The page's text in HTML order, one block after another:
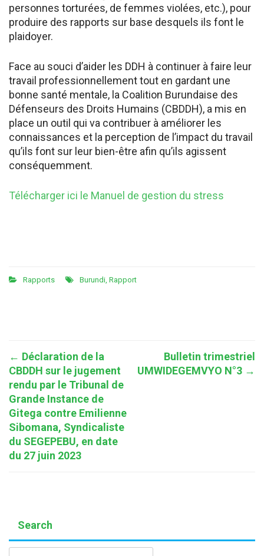
personnes torturées, de femmes violées, etc.), pour
produire des rapports sur base desquels ils font le
plaidoyer.
Face au souci d’aider les DDH à continuer à faire leur
travail professionnellement tout en gardant une
bonne santé mentale, la Coalition Burundaise des
Défenseurs des Droits Humains (CBDDH), a mis en
place un outil qui va contribuer à améliorer les
connaissances et la perception de l’impact du travail
qu’ils font sur leur bien-être afin qu’ils agissent
conséquemment.
Télécharger ici le Manuel de gestion du stress
Rapports Burundi, Rapport
Post
navigation
← Déclaration de la
CBDDH sur le jugement
rendu par le Tribunal de
Grande Instance de
Gitega contre Emilienne
Sibomana, Syndicaliste
du SEGEPEBU, en date
du 27 juin 2023
Bulletin trimestriel
UMWIDEGEMVYO N°3 →
Search